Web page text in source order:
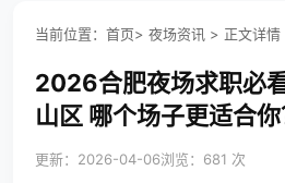
当前位置： 首页> 夜场资讯 > 正文详情
2026合肥夜场求职必
山区 哪个场子更适合你
更新：2026-04-06浏览：681 次